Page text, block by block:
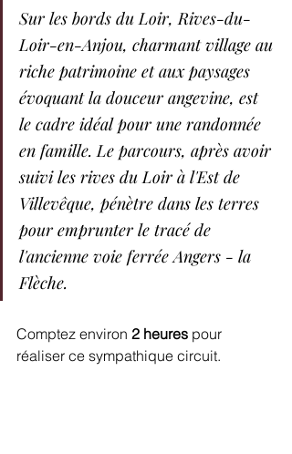
Sur les bords du Loir, Rives-du-
Loir-en-Anjou, charmant village au
riche patrimoine et aux paysages
évoquant la douceur angevine, est
le cadre idéal pour une randonnée
en famille. Le parcours, après avoir
suivi les rives du Loir à l'Est de
Villevêque, pénètre dans les terres
pour emprunter le tracé de
l'ancienne voie ferrée Angers - la
Flèche.
Comptez environ 2 heures pour
réaliser ce sympathique circuit.